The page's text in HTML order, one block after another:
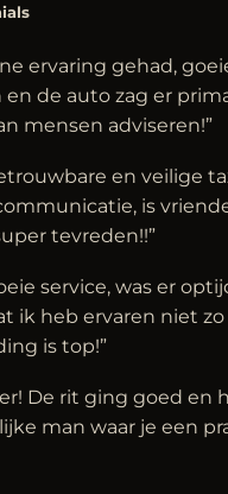
ervaring gehad,
en de auto zag er
mensen adviseren!”
en veilige
is
tevreden!!”
service, was er
ik heb ervaren niet
is top!”
De rit ging goed
man waar je een